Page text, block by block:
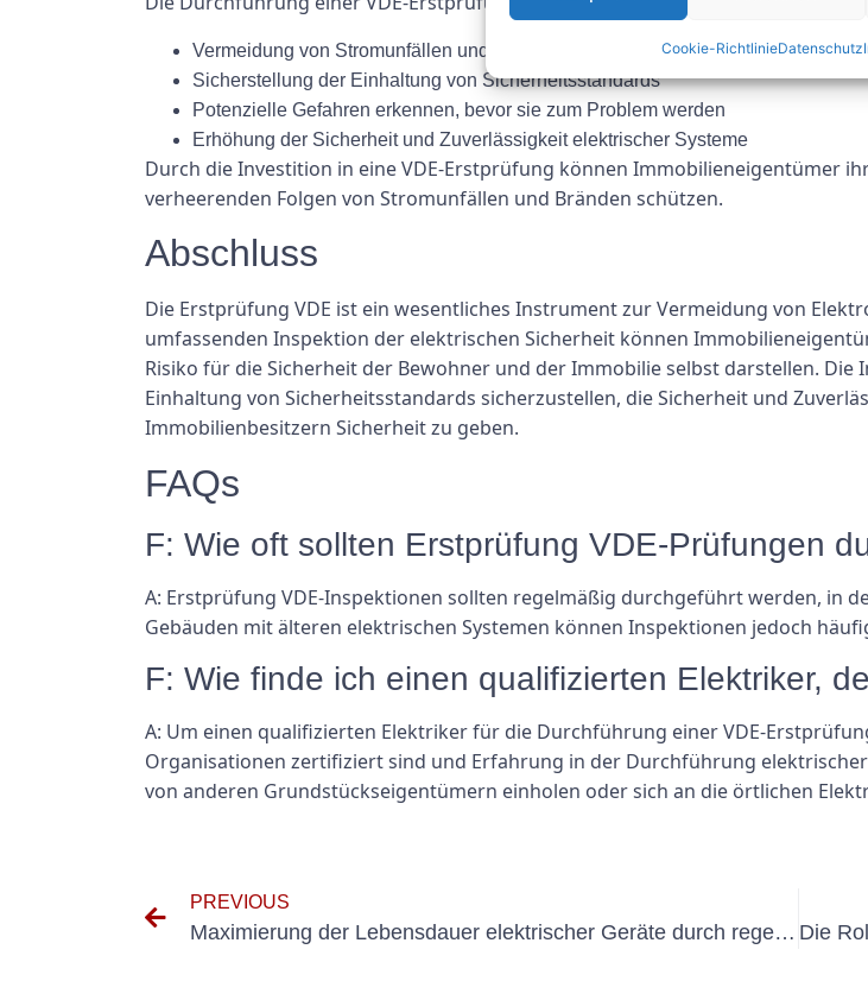
Cookie-RichtlinieDatenschutz
Vermeidung von Stromunfällen und Bränden
Sicherstellung der Einhaltung von Sicherheitsstandards
Potenzielle Gefahren erkennen, bevor sie zum Problem werden
Erhöhung der Sicherheit und Zuverlässigkeit elektrischer Systeme
Durch die Investition in eine VDE-Erstprüfung können Immobilieneigentümer
verheerenden Folgen von Stromunfällen und Bränden schützen.
Abschluss
Die Erstprüfung VDE ist ein wesentliches Instrument zur Vermeidung von
umfassenden Inspektion der elektrischen Sicherheit können
Risiko für die Sicherheit der Bewohner und der Immobilie selbst darstellen.
Einhaltung von Sicherheitsstandards sicherzustellen, die Sicherheit und
Immobilienbesitzern Sicherheit zu geben.
FAQs
F: Wie oft sollten Erstprüfung VDE-Prüfungen
A: Erstprüfung VDE-Inspektionen sollten regelmäßig durchgeführt werden, in
Gebäuden mit älteren elektrischen Systemen können Inspektionen jedoch
F: Wie finde ich einen qualifizierten Elektriker,
A: Um einen qualifizierten Elektriker für die Durchführung einer VDE-
Organisationen zertifiziert sind und Erfahrung in der Durchführung
von anderen Grundstückseigentümern einholen oder sich an die örtlichen
PREVIOUS
Maximierung der Lebensdauer elektrischer Geräte durch regelmäßige Tests und Inspektionen